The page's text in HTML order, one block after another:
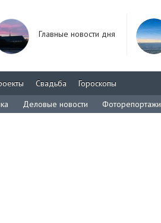
Главные новости дня
Свадьба
Гороскопы
Деловые новости Фоторепортажи